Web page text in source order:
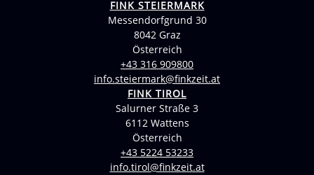
FINK STEIERMARK
Messendorfgrund 30
8042 Graz
Österreich
+43 316 909800
info.steiermark@finkzeit.at
FINK TIROL
Salurner Straße 3
6112 Wattens
Österreich
+43 5224 53233
info.tirol@finkzeit.at